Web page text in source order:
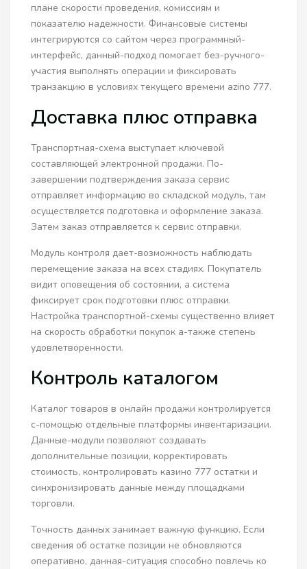
плане скорости проведения, комиссиям и
показателю надежности. Финансовые системы
интегрируются со сайтом через программный-
интерфейс, данный-подход помогает без-ручного-
участия выполнять операции и фиксировать
транзакцию в условиях текущего времени azino 777.
Доставка плюс отправка
Транспортная-схема выступает ключевой
составляющей электронной продажи. По-
завершении подтверждения заказа сервис
отправляет информацию во складской модуль, там
осуществляется подготовка и оформление заказа.
Затем заказ отправляется к сервис отправки.
Модуль контроля дает-возможность наблюдать
перемещение заказа на всех стадиях. Покупатель
видит оповещения об состоянии, а система
фиксирует срок подготовки плюс отправки.
Настройка транспортной-схемы существенно влияет
на скорость обработки покупок а-также степень
удовлетворенности.
Контроль каталогом
Каталог товаров в онлайн продажи контролируется
с-помощью отдельные платформы инвентаризации.
Данные-модули позволяют создавать
дополнительные позиции, корректировать
стоимость, контролировать казино 777 остатки и
синхронизировать данные между площадками
торговли.
Точность данных занимает важную функцию. Если
сведения об остатке позиции не обновляются
оперативно, данная-ситуация способно повлечь ко